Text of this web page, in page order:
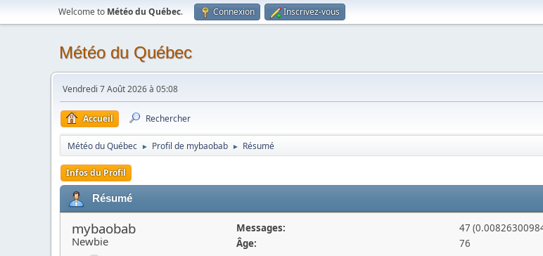
Welcome to Météo du Québec. Connexion Inscrivez-vous
Météo du Québec
Vendredi 7 Août 2026 à 05:08
Accueil Rechercher
Météo du Québec ► Profil de mybaobab ► Résumé
Infos du Profil
Résumé
mybaobab
Newbie
Messages:
47
Âge:
76